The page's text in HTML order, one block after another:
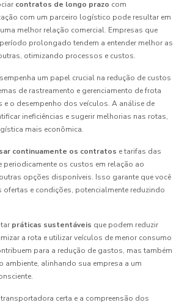
contratos de longo prazo com
com um parceiro logístico pode resultar em
melhor relação comercial. Empresas que
prolongado tendem a entender melhor as
otimizando processos e custos.
um papel crucial na redução de custos
de rastreamento e gerenciamento de frota
o desempenho dos veículos. A análise de
ineficiências e sugerir melhorias nas rotas,
mais econômica.
continuamente os contratos e tarifas das
os custos em relação ao
opções disponíveis. Isso garante que você
ofertas e condições, potencialmente reduzindo
práticas sustentáveis que podem reduzir
a rota e utilizar veículos de menor consumo
para a redução de gastos, mas também
ambiente, alinhando sua empresa a um
certa e a compreensão dos